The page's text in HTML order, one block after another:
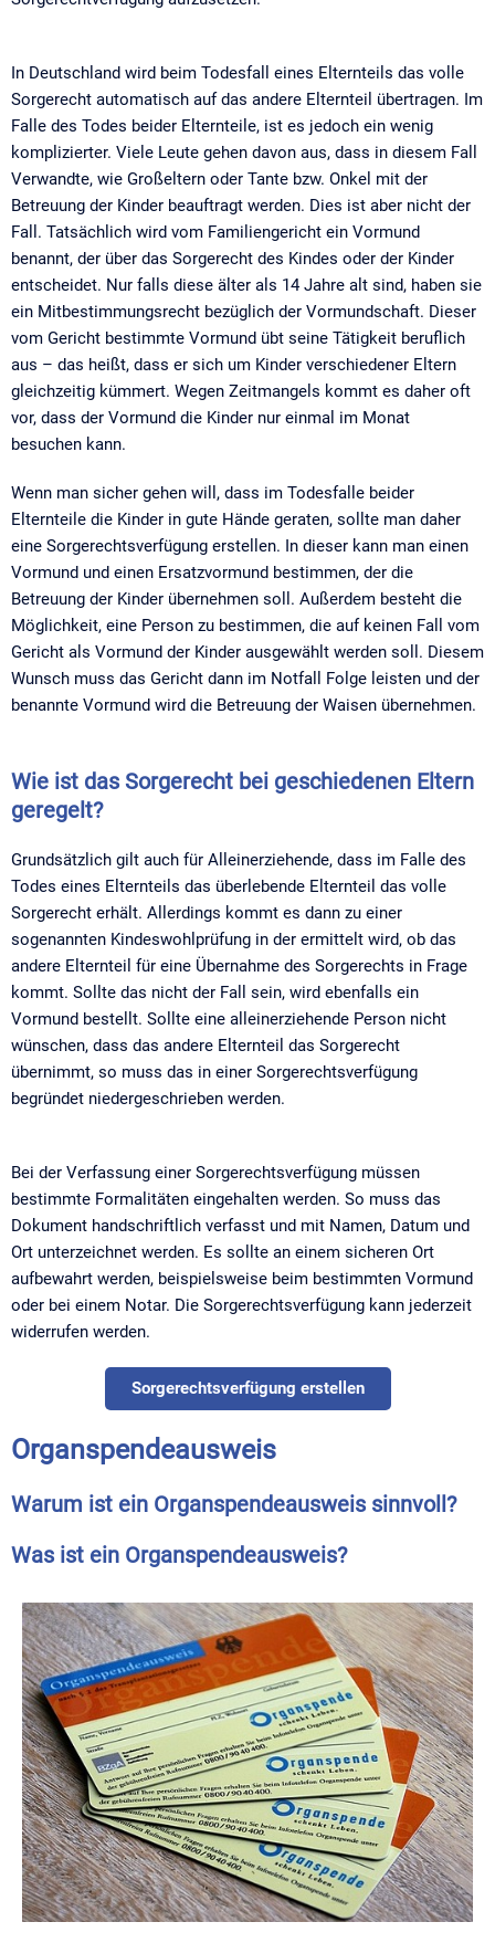
In Deutschland wird beim Todesfall eines Elternteils das volle
Sorgerecht automatisch auf das andere Elternteil übertragen. Im
Falle des Todes beider Elternteile, ist es jedoch ein wenig
komplizierter. Viele Leute gehen davon aus, dass in diesem Fall
Verwandte, wie Großeltern oder Tante bzw. Onkel mit der
Betreuung der Kinder beauftragt werden. Dies ist aber nicht der
Fall. Tatsächlich wird vom Familiengericht ein Vormund
benannt, der über das Sorgerecht des Kindes oder der Kinder
entscheidet. Nur falls diese älter als 14 Jahre alt sind, haben sie
ein Mitbestimmungsrecht bezüglich der Vormundschaft. Dieser
vom Gericht bestimmte Vormund übt seine Tätigkeit beruflich
aus – das heißt, dass er sich um Kinder verschiedener Eltern
gleichzeitig kümmert. Wegen Zeitmangels kommt es daher oft
vor, dass der Vormund die Kinder nur einmal im Monat
besuchen kann.
Wenn man sicher gehen will, dass im Todesfalle beider
Elternteile die Kinder in gute Hände geraten, sollte man daher
eine Sorgerechtsverfügung erstellen. In dieser kann man einen
Vormund und einen Ersatzvormund bestimmen, der die
Betreuung der Kinder übernehmen soll. Außerdem besteht die
Möglichkeit, eine Person zu bestimmen, die auf keinen Fall vom
Gericht als Vormund der Kinder ausgewählt werden soll. Diesem
Wunsch muss das Gericht dann im Notfall Folge leisten und der
benannte Vormund wird die Betreuung der Waisen übernehmen.
Wie ist das Sorgerecht bei geschiedenen Eltern
geregelt?​
Grundsätzlich gilt auch für Alleinerziehende, dass im Falle des
Todes eines Elternteils das überlebende Elternteil das volle
Sorgerecht erhält. Allerdings kommt es dann zu einer
sogenannten Kindeswohlprüfung in der ermittelt wird, ob das
andere Elternteil für eine Übernahme des Sorgerechts in Frage
kommt. Sollte das nicht der Fall sein, wird ebenfalls ein
Vormund bestellt. Sollte eine alleinerziehende Person nicht
wünschen, dass das andere Elternteil das Sorgerecht
übernimmt, so muss das in einer Sorgerechtsverfügung
begründet niedergeschrieben werden.
Bei der Verfassung einer Sorgerechtsverfügung müssen
bestimmte Formalitäten eingehalten werden. So muss das
Dokument handschriftlich verfasst und mit Namen, Datum und
Ort unterzeichnet werden. Es sollte an einem sicheren Ort
aufbewahrt werden, beispielsweise beim bestimmten Vormund
oder bei einem Notar. Die Sorgerechtsverfügung kann jederzeit
widerrufen werden.
Sorgerechtsverfügung erstellen
Organspendeausweis
Warum ist ein Organspendeausweis sinnvoll?​
Was ist ein Organspendeausweis?